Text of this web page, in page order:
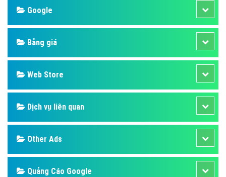
Google
Bảng giá
Web Store
Dịch vụ liên quan
Other Ads
Quảng Cáo Google